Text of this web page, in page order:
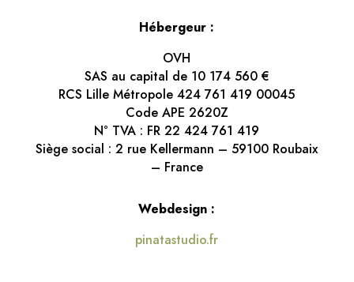
Hébergeur :
OVH
SAS au capital de 10 174 560 €
RCS Lille Métropole 424 761 419 00045
Code APE 2620Z
N° TVA : FR 22 424 761 419
Siège social : 2 rue Kellermann – 59100 Roubaix
– France
Webdesign :
pinatastudio.fr